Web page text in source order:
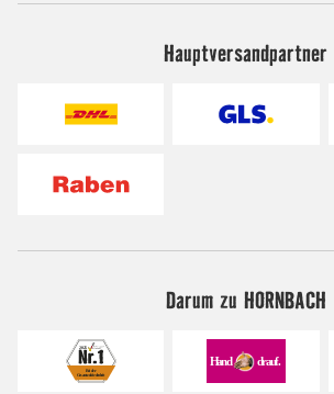
Hauptversandpartner
Darum zu HORNBACH